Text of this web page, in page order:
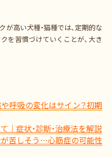
高い犬種・猫種では、定期的な
を習慣づけていくことが、大き
呼吸の変化はサイン？初期
｜症状・診断・治療法を解説
苦しそう…心筋症の可能性